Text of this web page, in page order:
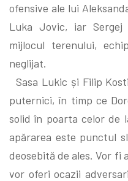
ofensive ale lui
Luka Jovic, iar Sergej
mijlocul terenului,
neglijat.
Sasa Lukic și Filip
puternici, în timp ce
solid în poarta celor de
apărarea este punctul
deosebită de ales. Vor
vor oferi ocazii